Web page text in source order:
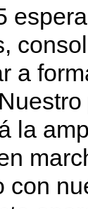
a
la
con